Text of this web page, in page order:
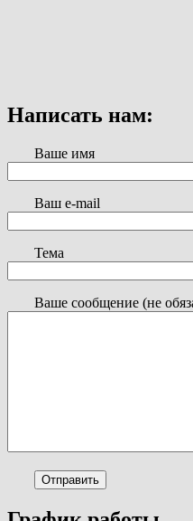
Написать нам:
Ваше имя
Ваш e-mail
Тема
Ваше сообщение (не